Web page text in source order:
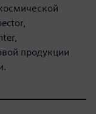
продукции